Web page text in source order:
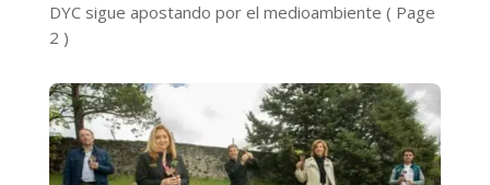
DYC sigue apostando por el medioambiente ( Page
2 )